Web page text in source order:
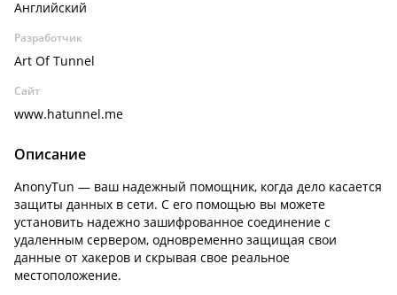
Английский
Разработчик
Art Of Tunnel
Сайт
www.hatunnel.me
Описание
AnonyTun — ваш надежный помощник, когда дело касается
защиты данных в сети. С его помощью вы можете
установить надежно зашифрованное соединение с
удаленным сервером, одновременно защищая свои
данные от хакеров и скрывая свое реальное
местоположение.